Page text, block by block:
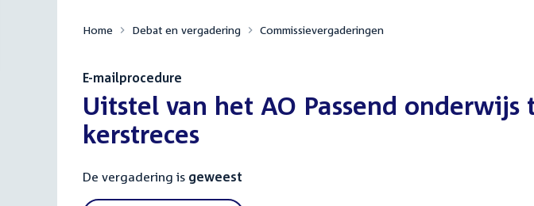
Home Debat en vergadering Commissievergaderingen
E-mailprocedure
:Uitstel van het AO Passend onderwijs
kerstreces
De vergadering is geweest